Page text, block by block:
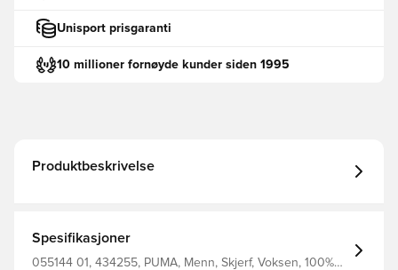
Unisport prisgaranti
10 millioner fornøyde kunder siden 1995
Produktbeskrivelse
Spesifikasjoner
055144 01, 434255, PUMA, Menn, Skjerf, Voksen, 100%